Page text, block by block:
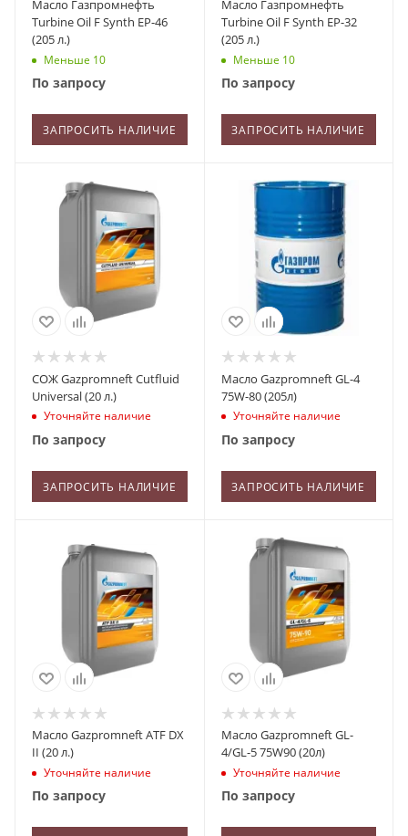
Масло Газпромнефть
Turbine Oil F Synth EP-46
(205 л.)
Меньше 10
По запросу
ЗАПРОСИТЬ НАЛИЧИЕ
Масло Газпромнефть
Turbine Oil F Synth EP-32
(205 л.)
Меньше 10
По запросу
ЗАПРОСИТЬ НАЛИЧИЕ
СОЖ Gazpromneft Cutfluid
Universal (20 л.)
Уточняйте наличие
По запросу
ЗАПРОСИТЬ НАЛИЧИЕ
Масло Gazpromneft GL-4
75W-80 (205л)
Уточняйте наличие
По запросу
ЗАПРОСИТЬ НАЛИЧИЕ
Масло Gazpromneft ATF DX
II (20 л.)
Уточняйте наличие
По запросу
Масло Gazpromneft GL-
4/GL-5 75W90 (20л)
Уточняйте наличие
По запросу